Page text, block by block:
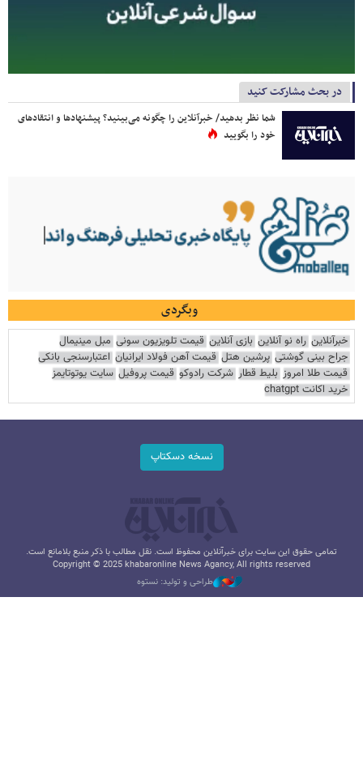
در بحث مشارکت کنید
شما نظر بدهید/ خبرآنلاین را چگونه می‌بینید؟ پیشنهادها و انتقادهای
خود را بگویید
وبگردی
خبرآنلاین راه نو آنلاین بازی آنلاین قیمت تلویزیون سونی مبل مینیمال
جراح بینی گوشتی پرشین هتل قیمت آهن فولاد ایرانیان اعتبارسنجی بانکی
قیمت طلا امروز بلیط قطار شرکت رادوکو قیمت پروفیل سایت یوتوتایمز
خرید اکانت chatgpt
نسخه دسکتاپ
تمامی حقوق این سایت برای خبرآنلاین محفوظ است. نقل مطالب با ذکر منبع بلامانع است.
Copyright © 2025 khabaronline News Agancy, All rights reserved
طراحی و تولید: نستوه